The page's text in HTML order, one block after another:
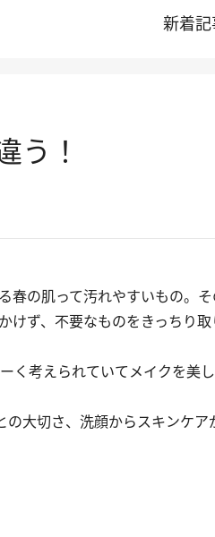
新着記
う！
の肌って汚れやすいもの。
けず、不要なものをきっちり
考えられていてメイクを美
大切さ、洗顔からスキンケ